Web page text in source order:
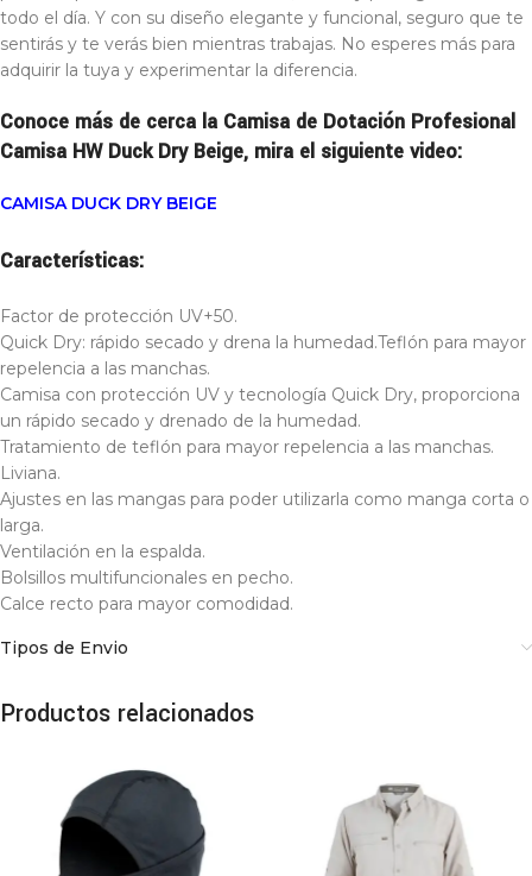
todo el día. Y con su diseño elegante y funcional, seguro que te
sentirás y te verás bien mientras trabajas. No esperes más para
adquirir la tuya y experimentar la diferencia.
Conoce más de cerca la Camisa de Dotación Profesional
Camisa HW Duck Dry Beige, mira el siguiente video:
CAMISA DUCK DRY BEIGE
Características:
Factor de protección UV+50.
Quick Dry: rápido secado y drena la humedad.Teflón para mayor
repelencia a las manchas.
Camisa con protección UV y tecnología Quick Dry, proporciona
un rápido secado y drenado de la humedad.
Tratamiento de teflón para mayor repelencia a las manchas.
Liviana.
Ajustes en las mangas para poder utilizarla como manga corta o
larga.
Ventilación en la espalda.
Bolsillos multifuncionales en pecho.
Calce recto para mayor comodidad.
Tipos de Envio
Productos relacionados